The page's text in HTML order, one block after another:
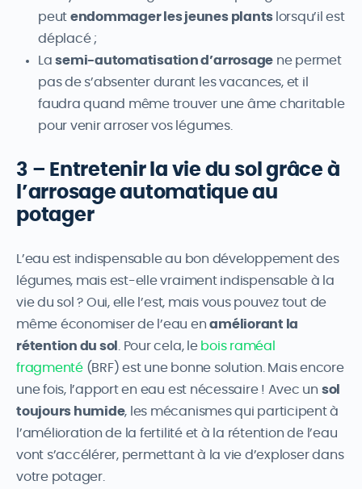
peut endommager les jeunes plants lorsqu’il est
déplacé ;
Lasemi-automatisation d’arrosage ne permet
pas de s’absenter durant les vacances, et il
faudra quand même trouver une âme charitable
pour venir arroser vos légumes.
3 – Entretenir la vie du sol grâce à
l’arrosage automatique au
potager
L’eau est indispensable au bon développement des
légumes, mais est-elle vraiment indispensable à la
vie du sol ? Oui, elle l’est, mais vous pouvez tout de
même économiser de l’eau enaméliorant la
rétention du sol
. Pour cela, le bois raméal
fragmenté(BRF) est une bonne solution. Mais encore
une fois, l’apport en eau est nécessaire ! Avec un sol
toujours humide, les mécanismes qui participent à
l’amélioration de la fertilité et à la rétention de l’eau
vont s’accélérer, permettant à la vie d’exploser dans
votre potager.